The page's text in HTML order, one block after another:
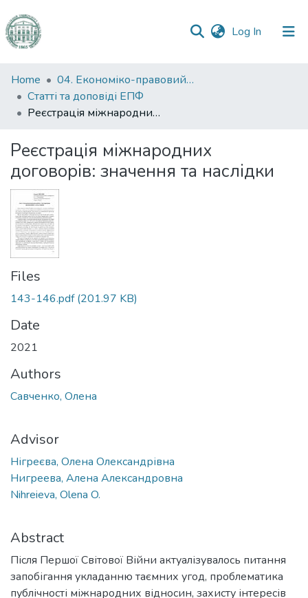
Log In (current)
Communities
&
Collections
Statistics
Home
04. Економіко-правовий факультет
Статті та доповіді ЕПФ
Реєстрація міжнародних договорів: значення та наслідки
Реєстрація міжнародних
договорів: значення та наслідки
Files
143-146.pdf(201.97 KB)
Date
2021
Authors
Савченко, Олена
Advisor
Нігреєва, Олена Олександрівна
Нигреева, Алена Александровна
Nihreieva, Olena O.
Abstract
Після Першої Світової Війни актуалізувалось питання
запобігання укладанню таємних угод, проблематика
публічності міжнародних відносин, захисту інтересів